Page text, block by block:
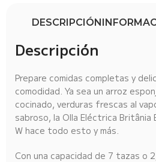
DESCRIPCIÓN
Descripción
Prepare comidas completas y
comodidad. Ya sea un arroz
cocinado, verduras frescas al
sabroso, la Olla Eléctrica Britânia
W hace todo esto y más.
Con una capacidad de 7 tazas o